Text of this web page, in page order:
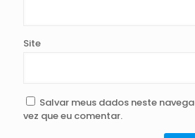
Site
Salvar meus dados neste
vez que eu comentar.